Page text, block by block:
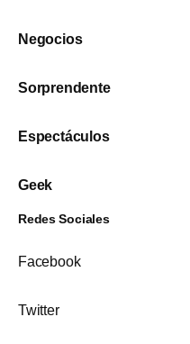
Negocios
Sorprendente
Espectáculos
Geek
Redes Sociales
Facebook
Twitter